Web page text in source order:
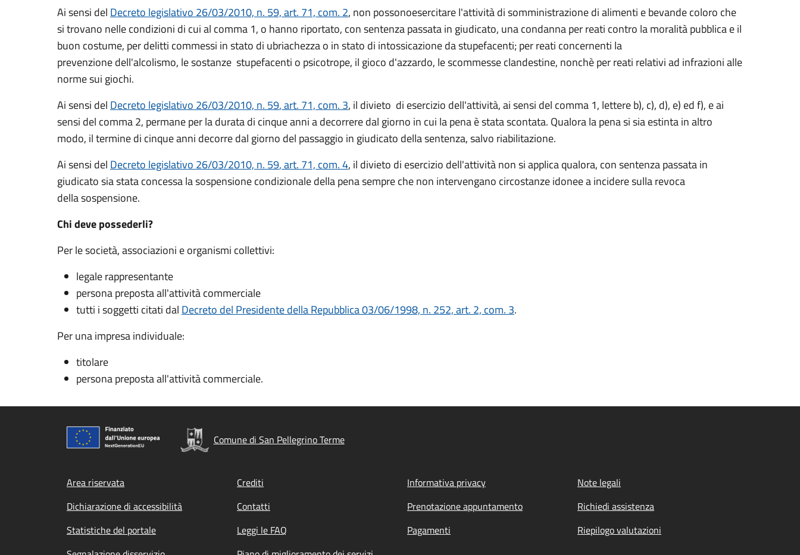
Ai sensi del Decreto legislativo 26/03/2010, n. 59, art. 71, com. 2, non possonoesercitare l'attività di somministrazione di alimenti e bevande coloro che
si trovano nelle condizioni di cui al comma 1, o hanno riportato, con sentenza passata in giudicato, una condanna per reati contro la moralità pubblica e il
buon costume, per delitti commessi in stato di ubriachezza o in stato di intossicazione da stupefacenti; per reati concernenti la
prevenzione dell'alcolismo, le sostanze stupefacenti o psicotrope, il gioco d'azzardo, le scommesse clandestine, nonchè per reati relativi ad infrazioni alle
norme sui giochi.
Ai sensi del Decreto legislativo 26/03/2010, n. 59, art. 71, com. 3, il divieto di esercizio dell'attività, ai sensi del comma 1, lettere b), c), d), e) ed f), e ai
sensi del comma 2, permane per la durata di cinque anni a decorrere dal giorno in cui la pena è stata scontata. Qualora la pena si sia estinta in altro
modo, il termine di cinque anni decorre dal giorno del passaggio in giudicato della sentenza, salvo riabilitazione.
Ai sensi del Decreto legislativo 26/03/2010, n. 59, art. 71, com. 4, il divieto di esercizio dell'attività non si applica qualora, con sentenza passata in
giudicato sia stata concessa la sospensione condizionale della pena sempre che non intervengano circostanze idonee a incidere sulla revoca
della sospensione.
Chi deve possederli?
Per le società, associazioni e organismi collettivi:
legale rappresentante
persona preposta all'attività commerciale
tutti i soggetti citati dal Decreto del Presidente della Repubblica 03/06/1998, n. 252, art. 2, com. 3.
Per una impresa individuale:
titolare
persona preposta all'attività commerciale.
Comune di San Pellegrino Terme
Footer menu
Area riservata Crediti Informativa privacy
Note legali
Dichiarazione di accessibilità
Contatti Prenotazione appuntamento
Richiedi assistenza
Statistiche del portale
Leggi le FAQ Pagamenti
Riepilogo valutazioni